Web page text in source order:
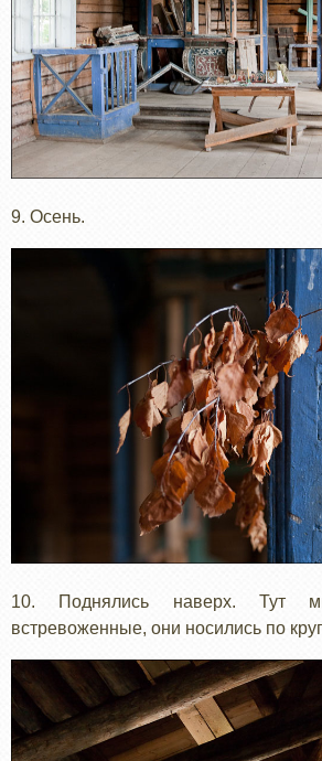
9. Осень.
10. Поднялись наверх. Тут
встревоженные, они носились по